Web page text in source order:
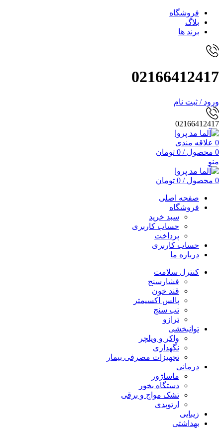
فروشگاه
بلاگ
برند ها
02166412417
ورود / ثبت نام
02166412417
0 علاقه مندی
0 محصول /
0 تومان
منو
0 محصول /
0 تومان
صفحه اصلی
فروشگاه
سبد خرید
حساب کاربری
پرداخت
حساب کاربری
درباره ما
کنترل سلامت
فشارسنج
قند خون
پالس اکسیمتر
تب سنج
ترازو
توانبخشی
واکر و ویلچر
نگهداری
تجهیزات مصرفی بیمار
درمانی
ماساژور
دستگاه بخور
تشک مواج و برقی
ارتوپدی
زیبایی
بهداشتی